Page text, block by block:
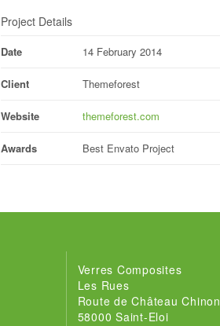
Project Details
Date 14 February 2014
Client Themeforest
Website themeforest.com
Awards Best Envato Project
Verres Composites
Les Rues
Route de Château Chinon
58000 Saint-Eloi